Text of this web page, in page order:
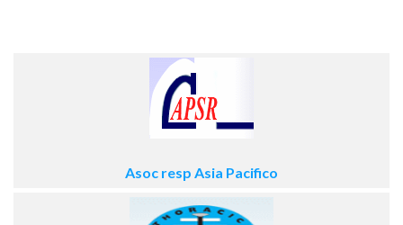
Asoc resp Asia Pacifico